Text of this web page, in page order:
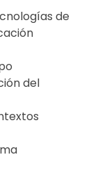
de
del